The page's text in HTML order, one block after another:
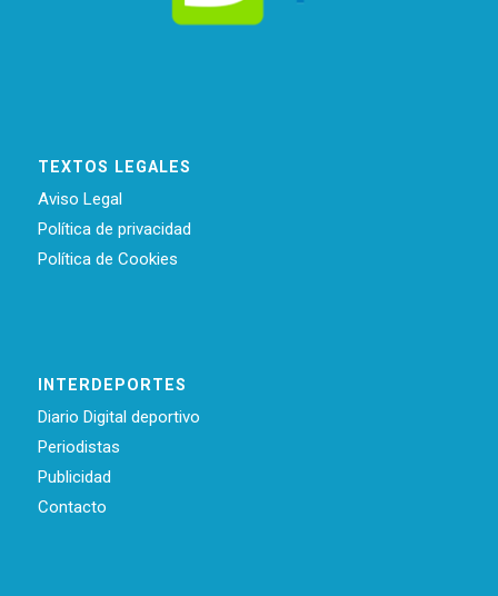
TEXTOS LEGALES
Aviso Legal
Política de privacidad
Política de Cookies
INTERDEPORTES
Diario Digital deportivo
Periodistas
Publicidad
Contacto